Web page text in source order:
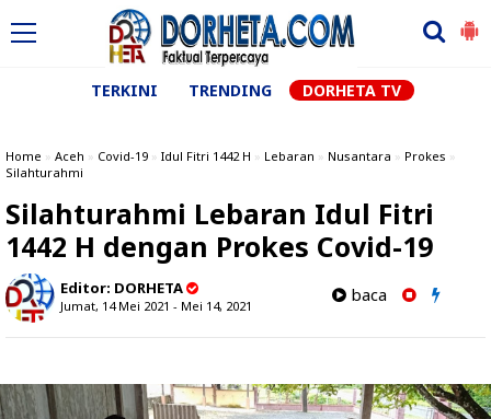
TERKINI TRENDING DORHETA TV
Home » Aceh » Covid-19 » Idul Fitri 1442 H » Lebaran » Nusantara » Prokes »
Silahturahmi
Silahturahmi Lebaran Idul Fitri
1442 H dengan Prokes Covid-19
Editor: DORHETA
Jumat, 14 Mei 2021 - Mei 14, 2021
baca